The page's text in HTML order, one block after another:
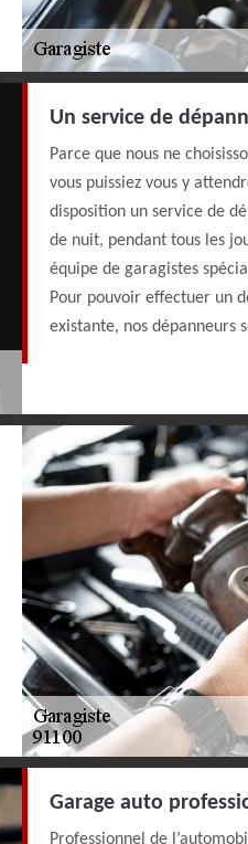
Un service de
Parce que nous ne
vous puissiez vous y
disposition un service de
de nuit, pendant tous les
équipe de garagistes
Pour pouvoir effectuer un
existante, nos dépanneurs
Garage auto
Professionnel de